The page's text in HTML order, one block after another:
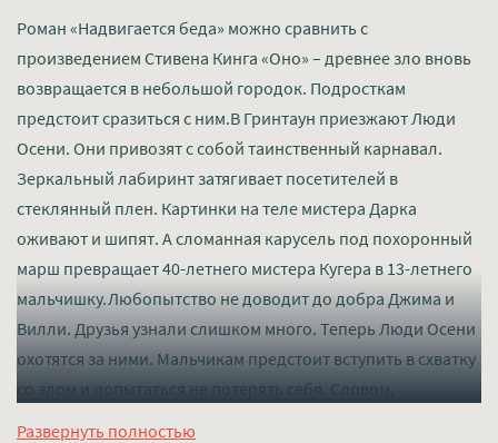
Роман «Надвигается беда» можно сравнить с
произведением Стивена Кинга «Оно» – древнее зло вновь
возвращается в небольшой городок. Подросткам
предстоит сразиться с ним.В Гринтаун приезжают Люди
Осени. Они привозят с собой таинственный карнавал.
Зеркальный лабиринт затягивает посетителей в
стеклянный плен. Картинки на теле мистера Дарка
оживают и шипят. А сломанная карусель под похоронный
марш превращает 40-летнего мистера Кугера в 13-летнего
мальчишку.Любопытство не доводит до добра Джима и
Вилли. Друзья узнали слишком много. Теперь Люди Осени
охотятся за ними. Мальчикам предстоит вступить в схватку
со злом и попытаться не потерять себя. Словом,
Развернуть полностью